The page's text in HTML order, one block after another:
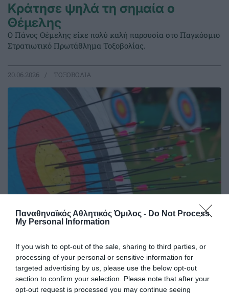
Παναθηναϊκός Αθλητικός Όμιλος - Do Not Process
My Personal Information
If you wish to opt-out of the sale, sharing to third parties, or
processing of your personal or sensitive information for
targeted advertising by us, please use the below opt-out
section to confirm your selection. Please note that after your
opt-out request is processed you may continue seeing
Κράτησε ψηλά τη σημαία ο
Θέμελης
Ο Πάνος Θέμελης είχε πολύ καλή παρουσία στο Παγκόσμιο
Στρατιωτικό Πρωτάθλημα Τοξοβολίας.
20.06.2026 ΤΟΞΟΒΟΛΙΑ
Οι αθλητές και οι αθλήτριες του Παναθηναϊκού
πραγματοποίησαν δυναμικές εμφανίσεις στους αγώνες
τοξοβολίας που διεξήχθησαν στο Δημοτικό Γήπεδο Νίκαιας,
καταγράφοντας υψηλές επιδόσεις και σταθερή παρουσία
στις κορυφαίες θέσεις των κατηγοριών τους.